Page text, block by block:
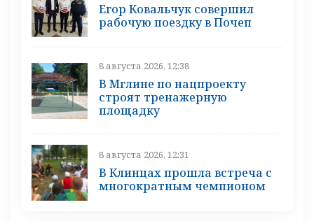
Егор Ковальчук совершил
рабочую поездку в Почеп
8 августа 2026, 12:38
В Мглине по нацпроекту
строят тренажерную
площадку
8 августа 2026, 12:31
В Клинцах прошла встреча с
многократным чемпионом